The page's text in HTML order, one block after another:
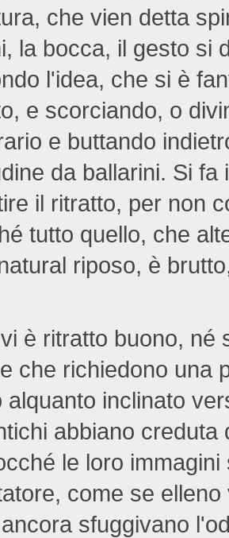
che vien detta
la bocca, il gesto si
l'idea, che si è
e scorciando, o
e buttando
da ballarini. Si
il ritratto, per non
tutto quello, che
riposo, è
è ritratto buono, né
che richiedono una
alquanto inclinato
abbiano
le loro
come se
sfuggivano